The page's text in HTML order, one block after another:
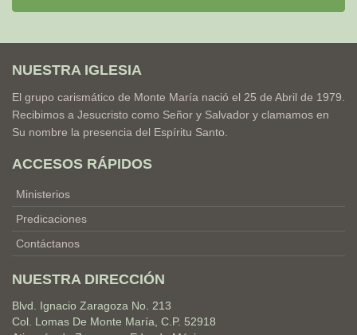
NUESTRA IGLESIA
El grupo carismático de Monte María nació el 25 de Abril de 1979.
Recibimos a Jesucristo como Señor y Salvador y clamamos en
Su nombre la presencia del Espíritu Santo.
ACCESOS RÁPIDOS
Ministerios
Predicaciones
Contáctanos
NUESTRA DIRECCIÓN
Blvd. Ignacio Zaragoza No. 213
Col. Lomas De Monte María, C.P. 52918